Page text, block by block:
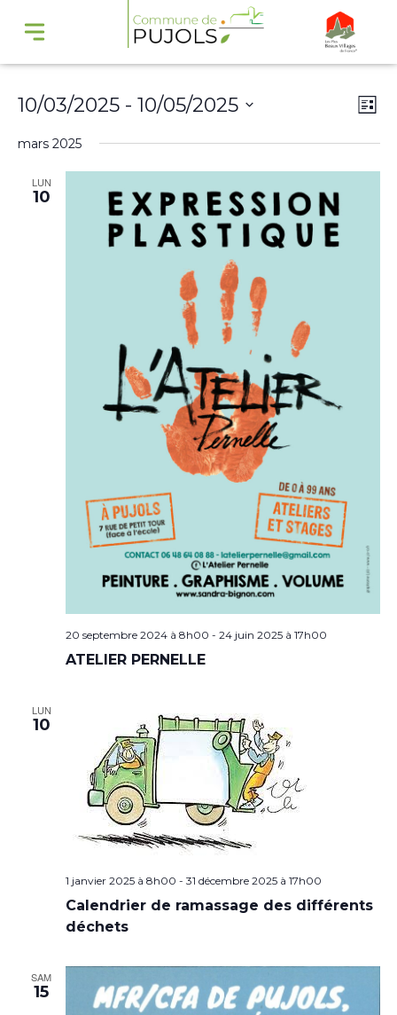
Liste
10/03/2025 - 10/05/2025
date.
mars 2025
LUN
10
20 septembre 2024 à 8h00 - 24 juin 2025 à 17h00
ATELIER PERNELLE
LUN
10
1 janvier 2025 à 8h00 - 31 décembre 2025 à 17h00
Calendrier de ramassage des différents
déchets
SAM
15